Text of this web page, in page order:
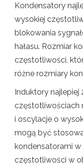
Kondensatory
wysokiej
blokowania
hałasu. Rozmiar
częstotliwości,
różne rozmiary
Induktory najlepiej
częstotliwościach
i oscylacje o
mogą być
kondensatorami w
częstotliwości w